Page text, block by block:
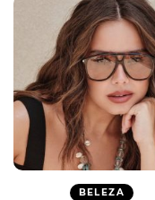
BELEZA